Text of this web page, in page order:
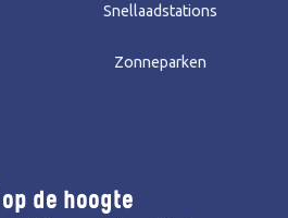
Snellaadstations
Zonneparken
de hoogte